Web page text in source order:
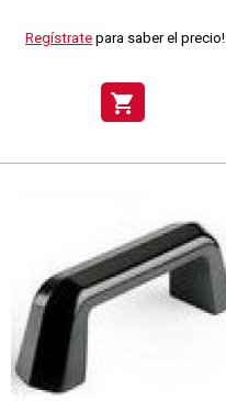
Regístrate para saber el precio!
shopping_cart